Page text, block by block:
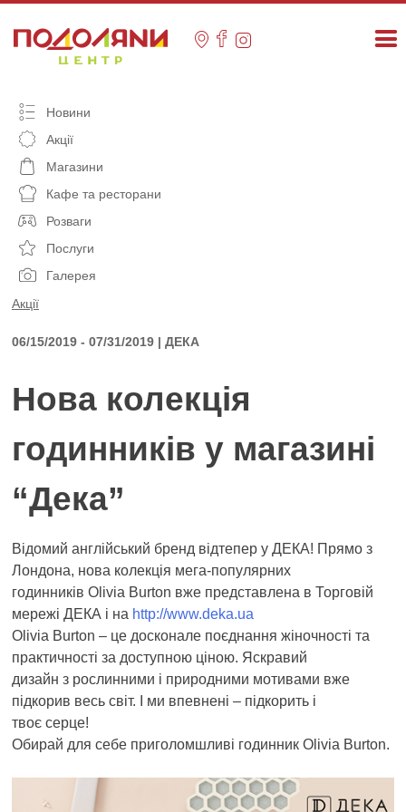
content
Новини
Акції
Магазини
Кафе та ресторани
Розваги
Послуги
Галерея
Акції
06/15/2019 - 07/31/2019 | ДЕКА
Нова колекція
годинників у магазині
“Дека”
Відомий англійський бренд відтепер у ДЕКА! Прямо з
Лондона, нова колекція мега-популярних
годинників Olivia Burton вже представлена в Торговій
мережі ДЕКА і на http://www.deka.ua
Olivia Burton – це досконале поєднання жіночності та
практичності за доступною ціною. Яскравий
дизайн з рослинними і природними мотивами вже
підкорив весь світ. І ми впевнені – підкорить і
твоє серце!
Обирай для себе приголомшливі годинник Olivia Burton.